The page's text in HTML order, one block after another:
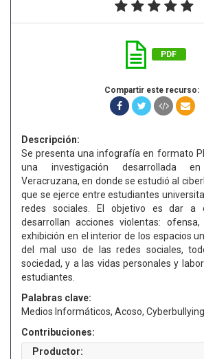
PDF
Compartir este recurso:
Descripción:
Se presenta una infografía en formato
una investigación desarrollada
Veracruzana, en donde se estudió al
que se ejerce entre estudiantes
redes sociales. El objetivo es dar a
desarrollan acciones violentas:
exhibición en el interior de los espacios
del mal uso de las redes sociales,
sociedad, y a las vidas personales y
estudiantes.
Palabras clave:
Medios Informáticos, Acoso, Cyberbullying
Contribuciones:
Productor: